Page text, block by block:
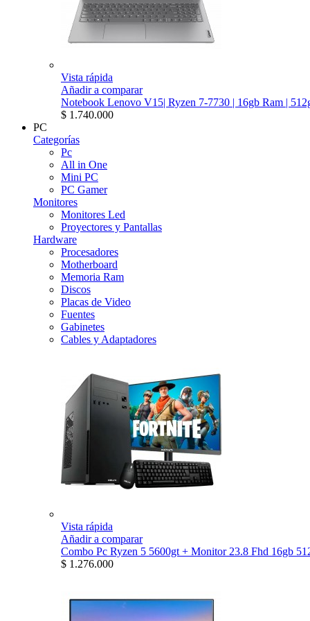
Vista rápida
Añadir a comparar
Notebook Lenovo V15| Ryzen 7-7730 | 16gb Ram |
$ 1.740.000
PC
Categorías
Pc
All in One
Mini PC
PC Gamer
Monitores
Monitores Led
Proyectores y Pantallas
Hardware
Procesadores
Motherboard
Memoria Ram
Discos
Placas de Video
Fuentes
Gabinetes
Cables y Adaptadores
Vista rápida
Añadir a comparar
Combo Pc Ryzen 5 5600gt + Monitor 23.8 Fhd 16gb
$ 1.276.000